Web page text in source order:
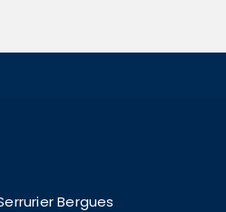
Bergues